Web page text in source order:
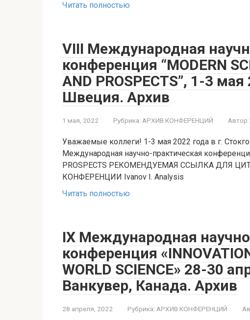
Читать полностью
VIII Международная
конференция “MODERN
AND PROSPECTS”, 1-3
Швеция. Архив
1 мая, 2022 Рубрика: АРХИВ КОНФЕРЕНЦИЙ Автор:
Уважаемые коллеги! 1-3 мая 2022 года в г.
Международная научно-практическая
PROSPECTS РЕКОМЕНДУЕМАЯ ССЫЛКА ДЛЯ
КОНФЕРЕНЦИИ Ivanov I. Analysis
Читать полностью
IX Международная
конференция
WORLD SCIENCE» 28-30
Ванкувер, Канада. Архив
28 апреля, 2022 Рубрика: АРХИВ КОНФЕРЕНЦИЙ